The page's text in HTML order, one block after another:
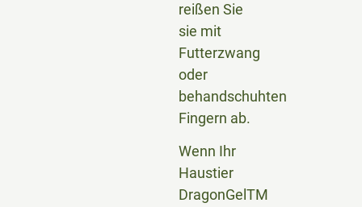
reißen Sie
sie mit
Futterzwang
oder
behandschuhten
Fingern ab.
Wenn Ihr
Haustier
DragonGelTM